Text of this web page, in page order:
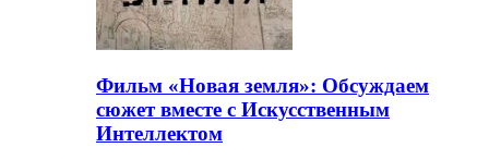
Фильм «Новая земля»: Обсуждаем
сюжет вместе с Искусственным
Интеллектом